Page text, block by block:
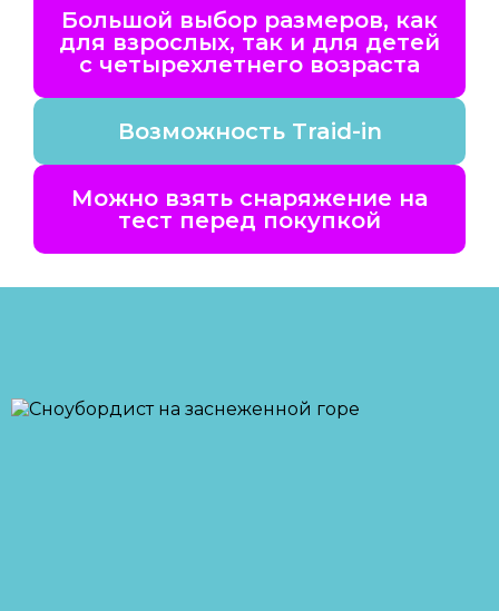
Большой выбор размеров, как
для взрослых, так и для детей
с четырехлетнего возраста
Возможность Traid-in
Можно взять снаряжение на
тест перед покупкой